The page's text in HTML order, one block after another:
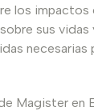
los impactos
sus vidas
necesarias
Magister en